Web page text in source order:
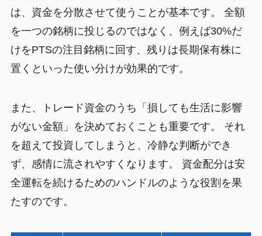
は、資金を分散させて使うことが基本です。 全額
を一つの銘柄に投じるのではなく、例えば30%だ
けをPTSの注目銘柄に回す、残りは長期保有株に
置くといった使い分けが効果的です。
また、トレード資金のうち「損しても生活に影響
がない金額」を決めておくことも重要です。 それ
を超えて投資してしまうと、冷静な判断ができ
ず、感情に流されやすくなります。 資金配分は安
全運転を続けるためのハンドルのような役割を果
たすのです。